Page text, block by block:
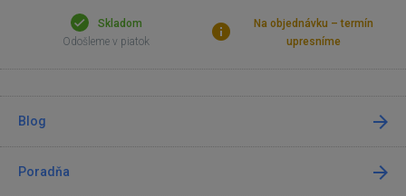
Skladom
Odošleme v piatok
Na objednávku – termín
upresníme
Blog
Poradňa